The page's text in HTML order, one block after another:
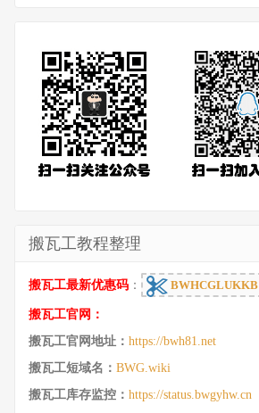
搬瓦工教程整理
搬瓦工最新优惠码 ： BWHCGLUKKB
搬瓦工官网：
搬瓦工官网地址： https://bwh81.net
搬瓦工短域名： BWG.wiki
搬瓦工库存监控： https://status.bwgyhw.cn